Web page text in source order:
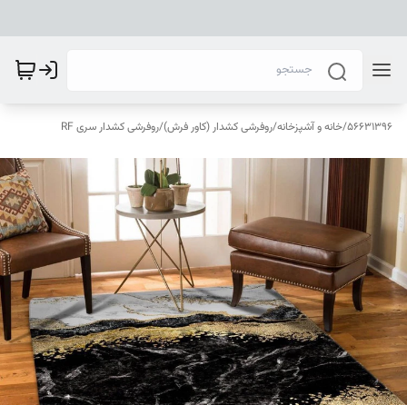
56631396
/خانه و آشپزخانه/روفرشی کشدار (کاور فرش)/روفرشی کشدار سری RF